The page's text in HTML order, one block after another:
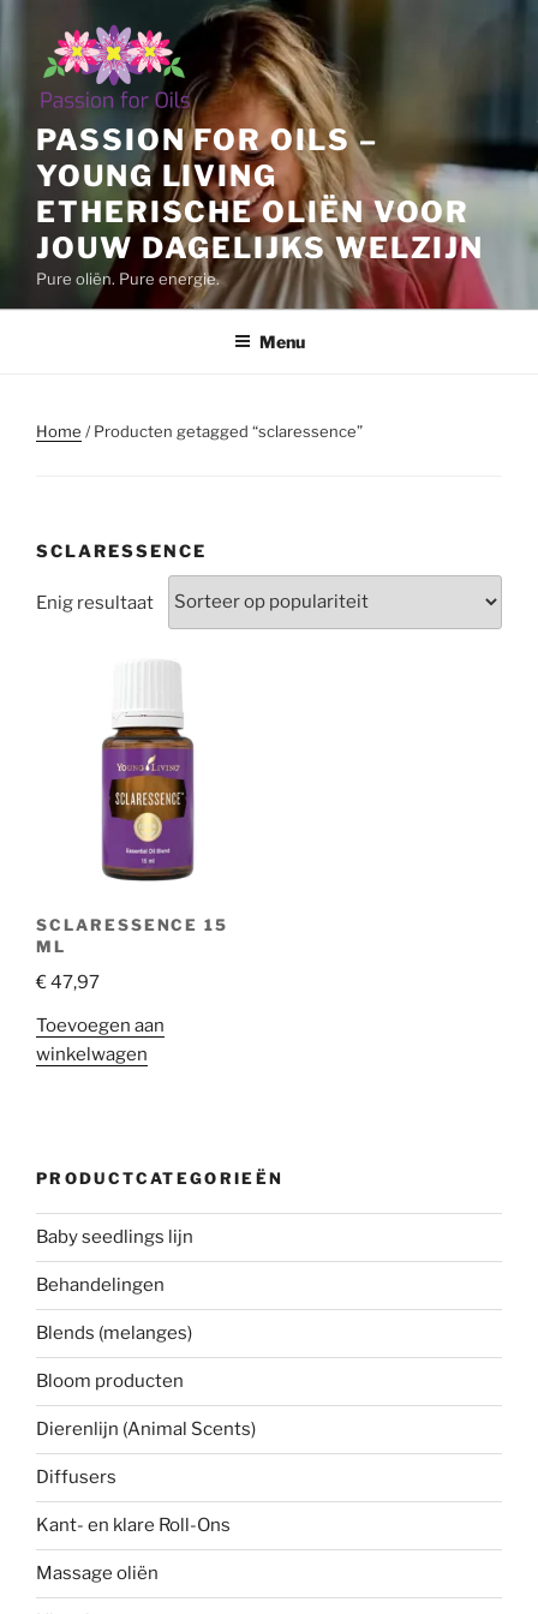
inhoud
PASSION FOR OILS –
YOUNG LIVING
ETHERISCHE OLIËN VOOR
JOUW DAGELIJKS WELZIJN
Pure oliën. Pure energie.
Menu
Home / Producten getagged “sclaressence”
SCLARESSENCE
Enig resultaat
SCLARESSENCE 15
ML
€47,97
Toevoegen aan
winkelwagen
PRODUCTCATEGORIEËN
Baby seedlings lijn
Behandelingen
Blends (melanges)
Bloom producten
Dierenlijn (Animal Scents)
Diffusers
Kant- en klare Roll-Ons
Massage oliën